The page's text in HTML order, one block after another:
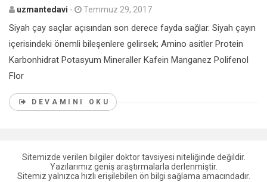
uzmantedavi - Temmuz 29, 2017
Siyah çay saçlar açısından son derece fayda sağlar. Siyah çayın
içerisindeki önemli bileşenlere gelirsek; Amino asitler Protein
Karbonhidrat Potasyum Mineraller Kafein Manganez Polifenol
Flor
DEVAMINI OKU
Sitemizde verilen bilgiler doktor tavsiyesi niteliğinde değildir.
Yazılarımız geniş araştırmalarla derlenmiştir.
Sitemiz yalnızca hızlı erişilebilen ön bilgi sağlama amacındadır.